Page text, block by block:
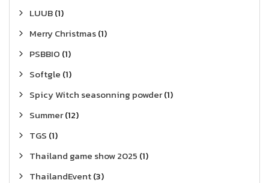
LUUB(1)
Merry Christmas(1)
PSBBIO (1)
Softgle (1)
Spicy Witch seasonning powder(1)
Summer(12)
TGS (1)
Thailand game show 2025 (1)
ThailandEvent(3)